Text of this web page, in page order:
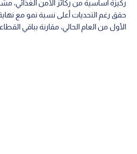
ركيزة أساسية من ركائز الأمن الغذائي،
الأول من العام الحالي، مقارنة بباقي